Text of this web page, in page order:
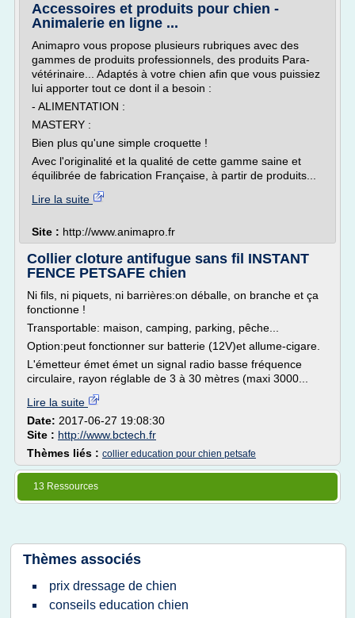
Accessoires et produits pour chien -
Animalerie en ligne ...
Animapro vous propose plusieurs rubriques avec des
gammes de produits professionnels, des produits Para-
vétérinaire... Adaptés à votre chien afin que vous puissiez
lui apporter tout ce dont il a besoin :
- ALIMENTATION :
MASTERY :
Bien plus qu'une simple croquette !
Avec l'originalité et la qualité de cette gamme saine et
équilibrée de fabrication Française, à partir de produits...
Lire la suite
Site : http://www.animapro.fr
Collier cloture antifugue sans fil INSTANT
FENCE PETSAFE chien
Ni fils, ni piquets, ni barrières:on déballe, on branche et ça
fonctionne !
Transportable: maison, camping, parking, pêche...
Option:peut fonctionner sur batterie (12V)et allume-cigare.
L'émetteur émet émet un signal radio basse fréquence
circulaire, rayon réglable de 3 à 30 mètres (maxi 3000...
Lire la suite
Date: 2017-06-27 19:08:30
Site : http://www.bctech.fr
Thèmes liés : collier education pour chien petsafe
13 Ressources
Thèmes associés
prix dressage de chien
conseils education chien